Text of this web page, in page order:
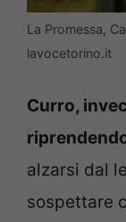
La Promessa,
lavocetorino.it
Curro,
alzarsi dal
sospettare